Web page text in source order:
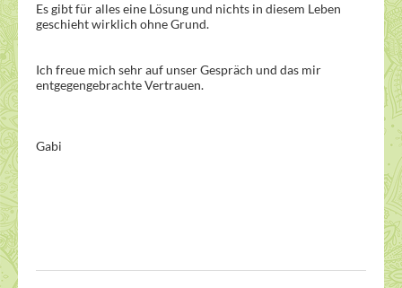
Es gibt für alles eine Lösung und nichts in diesem Leben
geschieht wirklich ohne Grund.
Ich freue mich sehr auf unser Gespräch und das mir
entgegengebrachte Vertrauen.
Gabi